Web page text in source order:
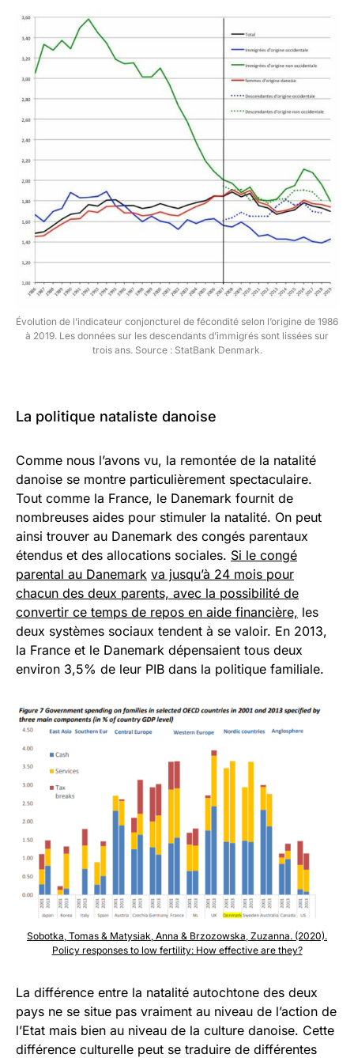
Évolution de l’indicateur conjoncturel de fécondité selon l’origine de 1986
à 2019. Les données sur les descendants d’immigrés sont lissées sur
trois ans. Source : StatBank Denmark.
La politique nataliste danoise
Comme nous l’avons vu, la remontée de la natalité
danoise se montre particulièrement spectaculaire.
Tout comme la France, le Danemark fournit de
nombreuses aides pour stimuler la natalité. On peut
ainsi trouver au Danemark des congés parentaux
étendus et des allocations sociales. Si le congé
parental au Danemark va jusqu’à 24 mois pour
chacun des deux parents, avec la possibilité de
convertir ce temps de repos en aide financière, les
deux systèmes sociaux tendent à se valoir. En 2013,
la France et le Danemark dépensaient tous deux
environ 3,5% de leur PIB dans la politique familiale.
Sobotka, Tomas & Matysiak, Anna & Brzozowska, Zuzanna. (2020).
Policy responses to low fertility: How effective are they?
La différence entre la natalité autochtone des deux
pays ne se situe pas vraiment au niveau de l’action de
l’Etat mais bien au niveau de la culture danoise. Cette
différence culturelle peut se traduire de différentes